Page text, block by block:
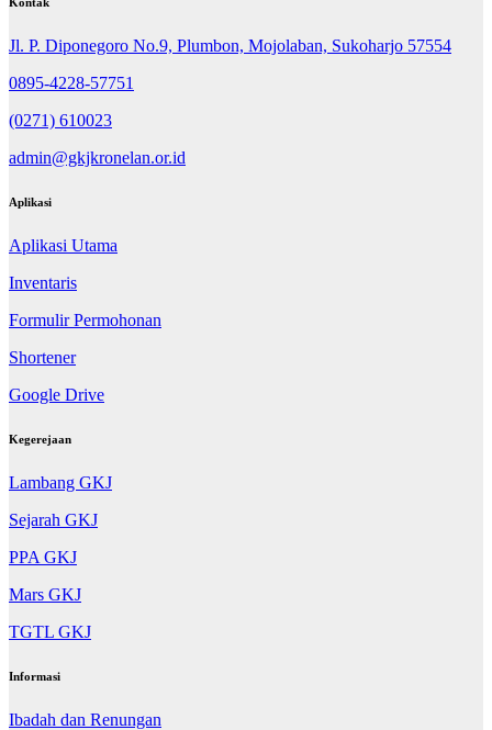
Jl. P. Diponegoro No.9, Plumbon, Mojolaban, Sukoharjo 57554
0895-4228-57751
(0271) 610023
admin@gkjkronelan.or.id
Aplikasi
Aplikasi Utama
Inventaris
Formulir Permohonan
Shortener
Google Drive
Kegerejaan
Lambang GKJ
Sejarah GKJ
PPA GKJ
Mars GKJ
TGTL GKJ
Informasi
Ibadah dan Renungan